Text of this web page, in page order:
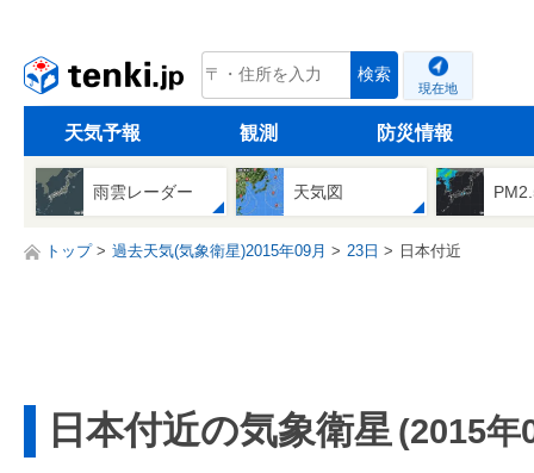
tenki.jp 検索
現在地
天気予報 観測 防災情報
雨雲レーダー 天気図
トップ 過去天気(気象衛星)2015年09月 23日 日本付近
日本付近の気象衛星 (2015年